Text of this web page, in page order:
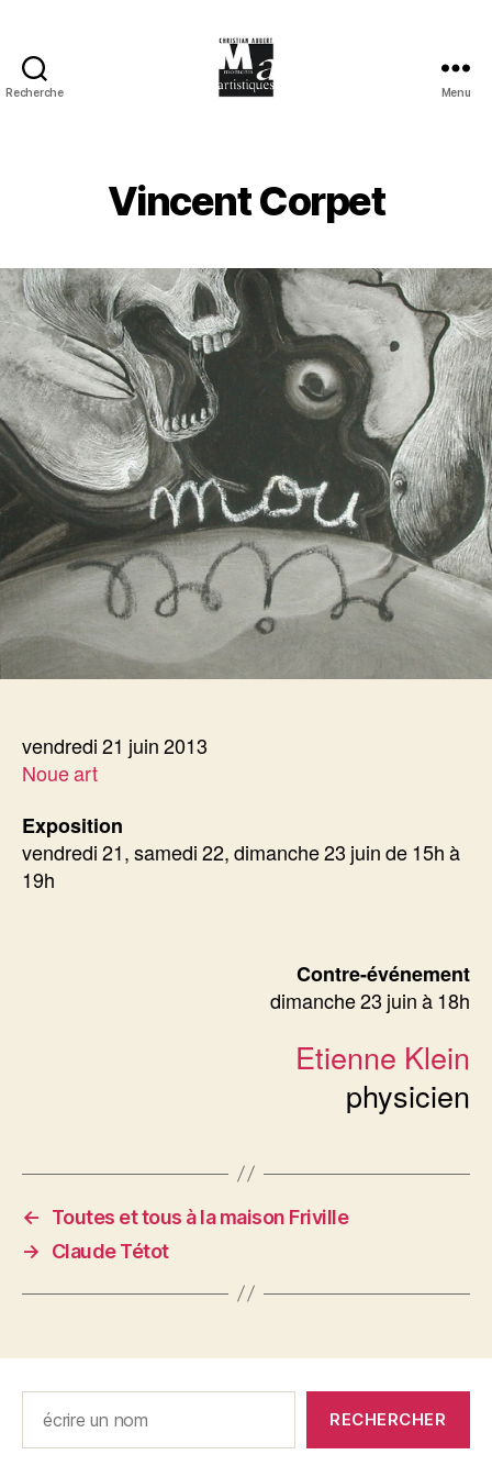
Recherche Menu
Vincent Corpet
vendredi 21 juin 2013
Noue art
Exposition
vendredi 21, samedi 22, dimanche 23 juin de 15h à
19h
Contre-événement
dimanche 23 juin à 18h
Etienne Klein
physicien
←
Toutes et tous à la maison Friville
→
Claude Tétot
RECHERCHER